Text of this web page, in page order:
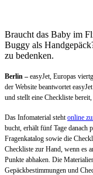
Braucht das Baby im
Buggy als
zu bedenken.
Berlin – easyJet, Europas
der Website beantwortet
und stellt eine Checkliste
Das Infomaterial stehtonline
bucht, erhält fünf Tage danach
Fragenkatalog sowie die
Checkliste zur Hand, wenn es
Punkte abhaken. Die
Gepäckbestimmungen und